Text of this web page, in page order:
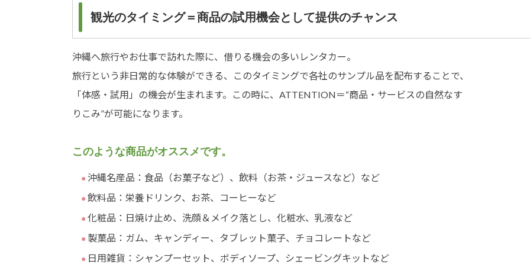
観光のタイミング＝商品の試用機会として提供のチャンス
沖縄へ旅行やお仕事で訪れた際に、借りる機会の多いレンタカー。
旅行という非日常的な体験ができる、このタイミングで各社のサンプル品を配布することで、
「体感・試用」の機会が生まれます。この時に、ATTENTION＝“商品・サービスの自然なす
りこみ”が可能になります。
このような商品がオススメです。
沖縄名産品：食品（お菓子など）、飲料（お茶・ジュースなど）など
飲料品：栄養ドリンク、お茶、コーヒーなど
化粧品：日焼け止め、洗顔＆メイク落とし、化粧水、乳液など
製菓品：ガム、キャンディー、タブレット菓子、チョコレートなど
日用雑貨：シャンプーセット、ボディソープ、シェービングキットなど